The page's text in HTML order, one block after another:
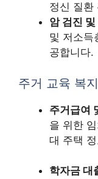
정신 질환
암 검진
및 저소득
공합니다.
주거 교육 복지
주거급여
을 위한
대 주택
학자금 대